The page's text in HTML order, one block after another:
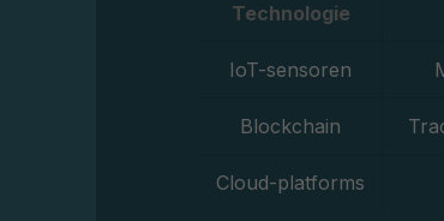
Technologie
IoT-sensoren
Blockchain
Cloud-platforms